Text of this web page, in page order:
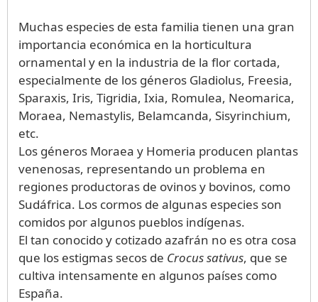
Muchas especies de esta familia tienen una gran
importancia económica en la horticultura
ornamental y en la industria de la flor cortada,
especialmente de los géneros Gladiolus, Freesia,
Sparaxis, Iris, Tigridia, Ixia, Romulea, Neomarica,
Moraea, Nemastylis, Belamcanda, Sisyrinchium,
etc.
Los géneros Moraea y Homeria producen plantas
venenosas, representando un problema en
regiones productoras de ovinos y bovinos, como
Sudáfrica. Los cormos de algunas especies son
comidos por algunos pueblos indígenas.
El tan conocido y cotizado azafrán no es otra cosa
que los estigmas secos de Crocus sativus, que se
cultiva intensamente en algunos países como
España.